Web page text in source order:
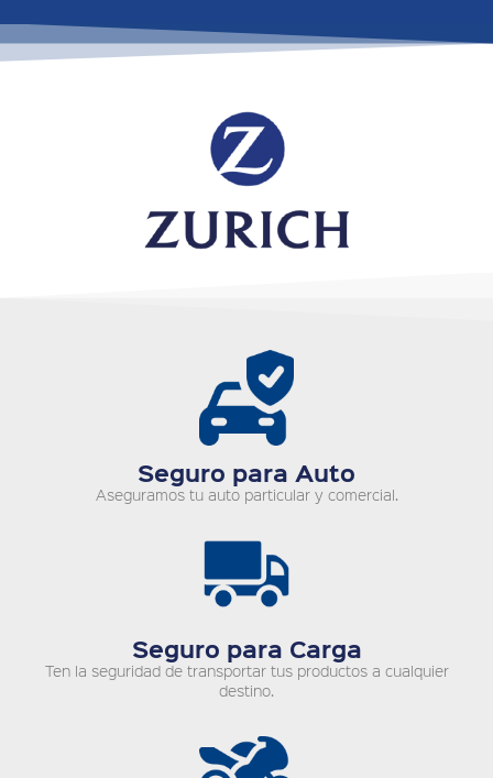
Seguro para Auto
Aseguramos tu auto particular y comercial.
Seguro para Carga
Ten la seguridad de transportar tus productos a cualquier
destino.